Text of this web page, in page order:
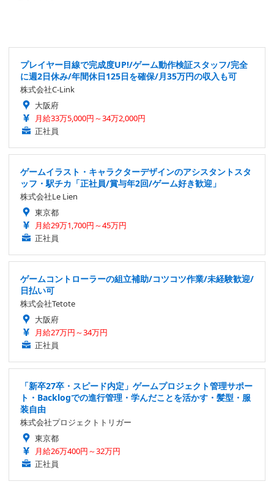
プレイヤー目線で完成度UP!/ゲーム動作検証スタッフ/完全
に週2日休み/年間休日125日を確保/月35万円の収入も可
株式会社C-Link
大阪府
月給33万5,000円～34万2,000円
正社員
ゲームイラスト・キャラクターデザインのアシスタントスタ
ッフ・駅チカ「正社員/賞与年2回/ゲーム好き歓迎」
株式会社Le Lien
東京都
月給29万1,700円～45万円
正社員
ゲームコントローラーの組立補助/コツコツ作業/未経験歓迎/
日払い可
株式会社Tetote
大阪府
月給27万円～34万円
正社員
「新卒27卒・スピード内定」ゲームプロジェクト管理サポー
ト・Backlogでの進行管理・学んだことを活かす・髪型・服
装自由
株式会社プロジェクトトリガー
東京都
月給26万400円～32万円
正社員